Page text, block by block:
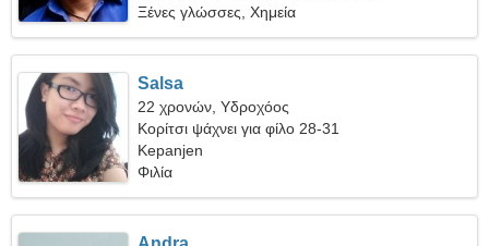
Ξένες γλώσσες, Χημεία
Salsa
22 χρονών, Υδροχόος
Κορίτσι ψάχνει για φίλο 28-31
Kepanjen
Φιλία